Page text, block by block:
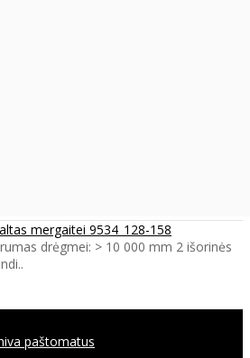
mergaitei 9534_128-158
drėgmei: > 10 000 mm 2 išorinės
paštomatus